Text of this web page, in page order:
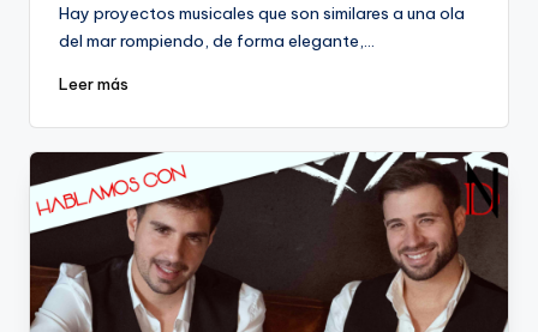
Hay proyectos musicales que son similares a una ola
del mar rompiendo, de forma elegante,…
Leer más